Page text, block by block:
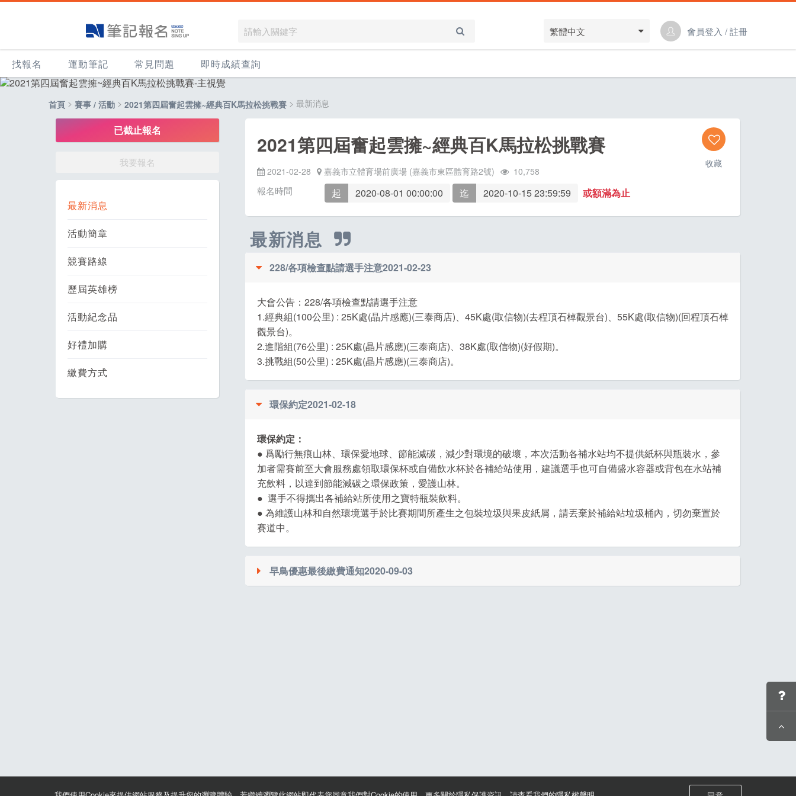
繁體中文 會員登入 / 註冊
找報名 運動筆記 常見問題 即時成績查詢
首頁 > 賽事 / 活動 > 2021第四屆奮起雲擁~經典百K馬拉松挑戰賽 > 最新消息
已截止報名
我要報名
最新消息
活動簡章
競賽路線
歷屆英雄榜
活動紀念品
好禮加購
繳費方式
收藏
2021第四屆奮起雲擁~經典百K馬拉松挑戰賽
2021-02-28 嘉義市立體育場前廣場 (嘉義市東區體育路2號) 10,758
報名時間 起 2020-08-01 00:00:00 迄 2020-10-15 23:59:59 或額滿為止
最新消息
228/各項檢查點請選手注意2021-02-23
大會公告：228/各項檢查點請選手注意
1.經典組(100公里) : 25K處(晶片感應)(三泰商店)、45K處(取信物)(去程頂石棹觀景台)、55K處(取信物)(回程頂石棹
觀景台)。
2.進階組(76公里) : 25K處(晶片感應)(三泰商店)、38K處(取信物)(好假期)。
3.挑戰組(50公里) : 25K處(晶片感應)(三泰商店)。
環保約定2021-02-18
環保約定：
● 爲勵行無痕山林、環保愛地球、節能減碳，減少對環境的破壞，本次活動各補水站均不提供紙杯與瓶裝水，參
加者需賽前至大會服務處領取環保杯或自備飲水杯於各補給站使用，建議選手也可自備盛水容器或背包在水站補
充飲料，以達到節能減碳之環保政策，愛護山林。
● 選手不得攜出各補給站所使用之寶特瓶裝飲料。
● 為維護山林和自然環境選手於比賽期間所產生之包裝垃圾與果皮紙屑，請丟棄於補給站垃圾桶內，切勿棄置於
賽道中。
早鳥優惠最後繳費通知2020-09-03